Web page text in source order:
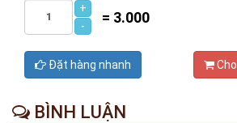
+
-
= 3.000
Đặt hàng nhanh
BÌNH LUẬN